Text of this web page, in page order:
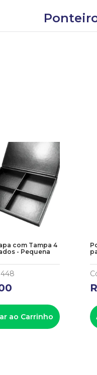
com Tampa 4
- Pequena
ao Carrinho